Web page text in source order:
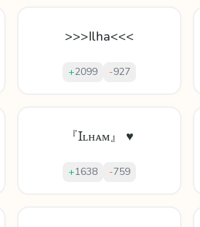
>>>Ilha<<<
+2099 -927
『Ɪʟʜᴀᴍ』 ♥
+1638 -759